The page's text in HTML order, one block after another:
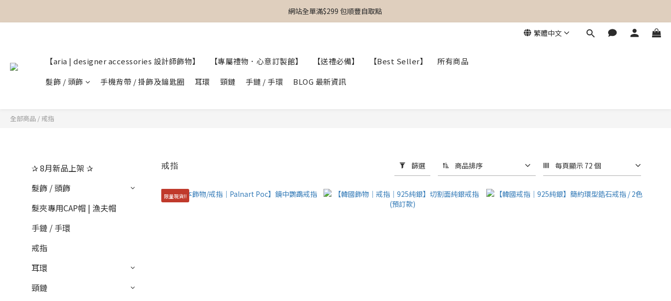
【  設計師飾物｜香港飾物店｜專屬禮物｜個人化送禮｜日韓飾物｜啟德Airside｜MOKO新世紀｜銅鑼灣東角Laforet｜葵芳葵涌廣場】
網站全單滿$299 包順豐自取點
【  設計師飾物｜香港飾物店｜專屬禮物｜個人化送禮｜日韓飾物｜啟德Airside｜MOKO新世紀｜銅鑼灣東角Laforet｜葵芳葵涌廣場】
繁體中文
【aria | designer accessories 設計師飾物】 【專屬禮物．心意訂製館】 【送禮必備】 【Best Seller】
所有商品
髮飾 / 頭飾
手機背帶 / 掛飾及鑰匙圈 耳環 頸鏈 手鏈 / 手環 BLOG 最新資訊
全部商品 /戒指
✰ 8月新品上架 ✰
髮飾 / 頭飾
髮夾專用CAP帽 | 漁夫帽
手鏈 / 手環
戒指
耳環
頸鏈
戒指 篩選 商品排序 每頁顯示 72 個
限量現貨!!